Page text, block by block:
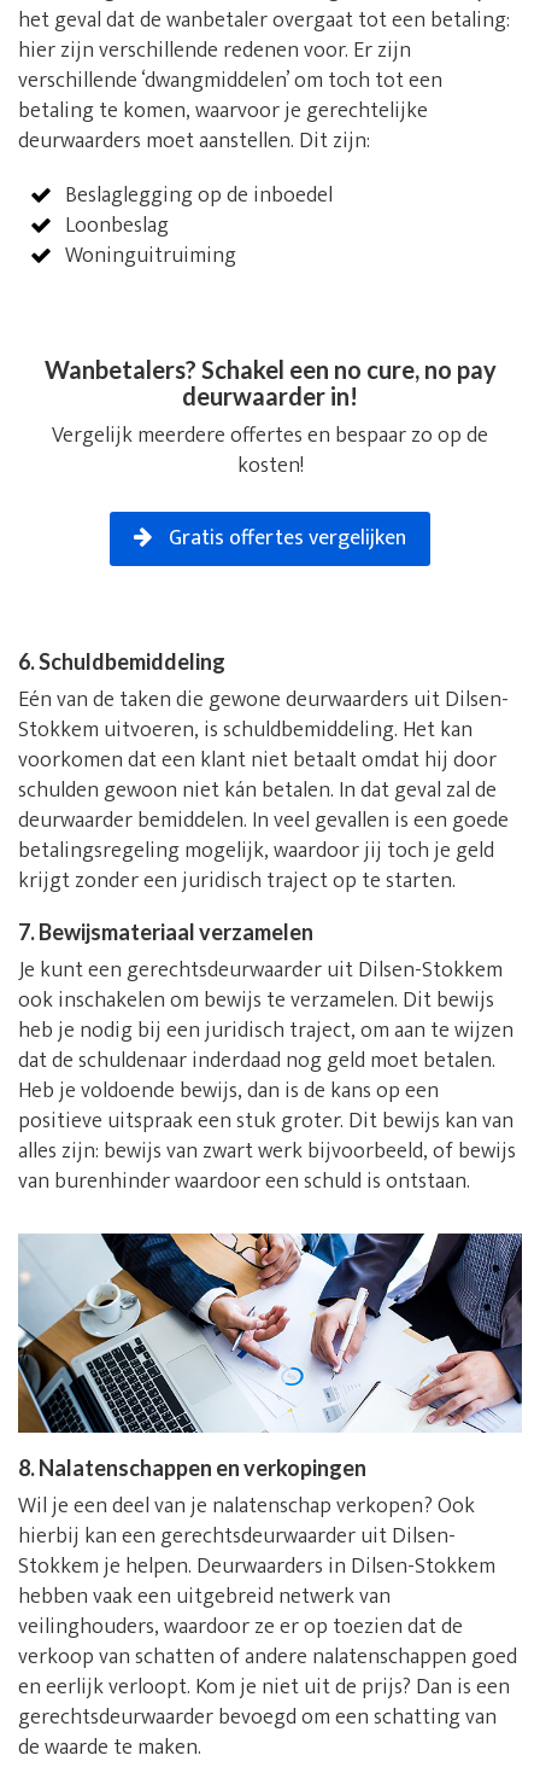
het geval dat de wanbetaler overgaat tot een betaling:
hier zijn verschillende redenen voor. Er zijn
verschillende ‘dwangmiddelen’ om toch tot een
betaling te komen, waarvoor je gerechtelijke
deurwaarders moet aanstellen. Dit zijn:
Beslaglegging op de inboedel
Loonbeslag
Woninguitruiming
Wanbetalers? Schakel een no cure, no pay
deurwaarder in!
Vergelijk meerdere offertes en bespaar zo op de
kosten!
Gratis offertes vergelijken
6. Schuldbemiddeling
Eén van de taken die gewone deurwaarders uit Dilsen-
Stokkem uitvoeren, is schuldbemiddeling. Het kan
voorkomen dat een klant niet betaalt omdat hij door
schulden gewoon niet kán betalen. In dat geval zal de
deurwaarder bemiddelen. In veel gevallen is een goede
betalingsregeling mogelijk, waardoor jij toch je geld
krijgt zonder een juridisch traject op te starten.
7. Bewijsmateriaal verzamelen
Je kunt een gerechtsdeurwaarder uit Dilsen-Stokkem
ook inschakelen om bewijs te verzamelen. Dit bewijs
heb je nodig bij een juridisch traject, om aan te wijzen
dat de schuldenaar inderdaad nog geld moet betalen.
Heb je voldoende bewijs, dan is de kans op een
positieve uitspraak een stuk groter. Dit bewijs kan van
alles zijn: bewijs van zwart werk bijvoorbeeld, of bewijs
van burenhinder waardoor een schuld is ontstaan.
8. Nalatenschappen en verkopingen
Wil je een deel van je nalatenschap verkopen? Ook
hierbij kan een gerechtsdeurwaarder uit Dilsen-
Stokkem je helpen. Deurwaarders in Dilsen-Stokkem
hebben vaak een uitgebreid netwerk van
veilinghouders, waardoor ze er op toezien dat de
verkoop van schatten of andere nalatenschappen goed
en eerlijk verloopt. Kom je niet uit de prijs? Dan is een
gerechtsdeurwaarder bevoegd om een schatting van
de waarde te maken.